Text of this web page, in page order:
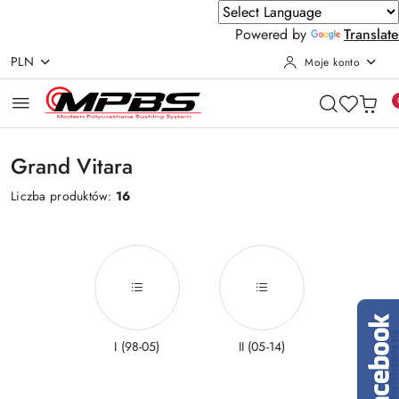
Powered by
Translate
Przejdź do treści głównej
Przejdź do wyszukiwarki
Przejdź do moje konto
Przejdź do menu głównego
Przejdź do stopki
PLN Moje konto
Grand Vitara
Liczba produktów: 16
I (98-05) II (05-14)